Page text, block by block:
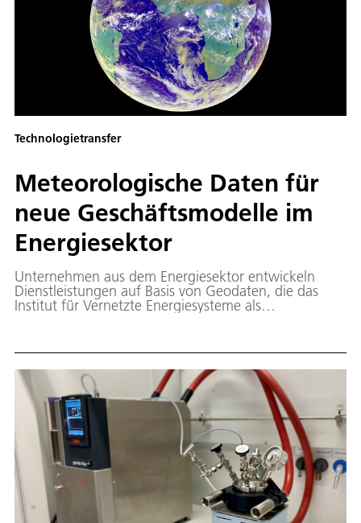
Technologietransfer
Meteorologische Daten für
neue Geschäftsmodelle im
Energiesektor
Unternehmen aus dem Energiesektor entwickeln
Dienstleistungen auf Basis von Geodaten, die das
Institut für Vernetzte Energiesysteme als